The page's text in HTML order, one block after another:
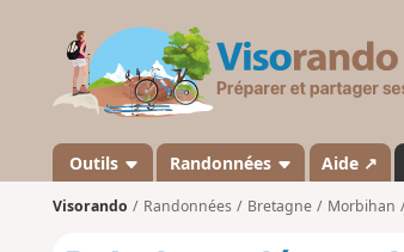
Outils Randonnées Aide ↗
Visorando Randonnées Bretagne Morbihan